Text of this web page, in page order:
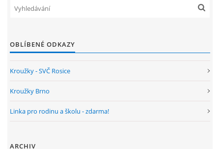
ŠKOLNÍ JÍDELNA
KROUŽKY
OBLÍBENÉ ODKAZY
Kroužky - SVČ Rosice
Kroužky Brno
Linka pro rodinu a školu - zdarma!
ARCHIV